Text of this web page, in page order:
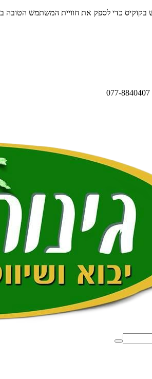
בקוקיס כדי לספק את חוויית המשתמש